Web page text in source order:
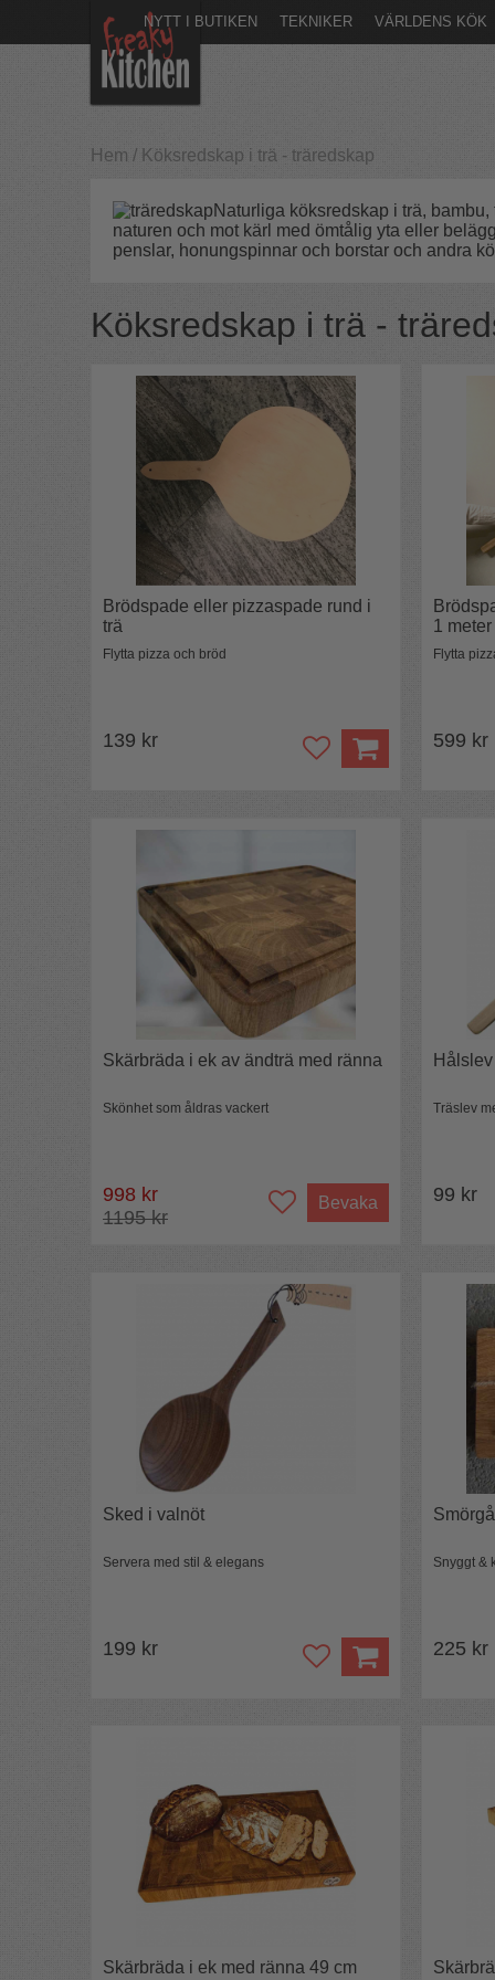
NYTT I BUTIKEN TEKNIKER VÄRLDENS KÖK
Hem / Köksredskap i trä - träredskap
Naturliga köksredskap i trä,
naturen och mot kärl med ömtålig yta eller
penslar, honungspinnar och borstar och andra
Köksredskap i trä -
Brödspade eller pizzaspade rund i
trä
Flytta pizza och bröd
139 kr
1 meter
Flytta
599 kr
Skärbräda i ek av ändträ med ränna
Skönhet som åldras vackert
998 kr
1195 kr
Bevaka
Träslev
99 kr
Sked i valnöt
Servera med stil & elegans
199 kr
Snyggt &
225 kr
Skärbräda i ek med ränna 49 cm